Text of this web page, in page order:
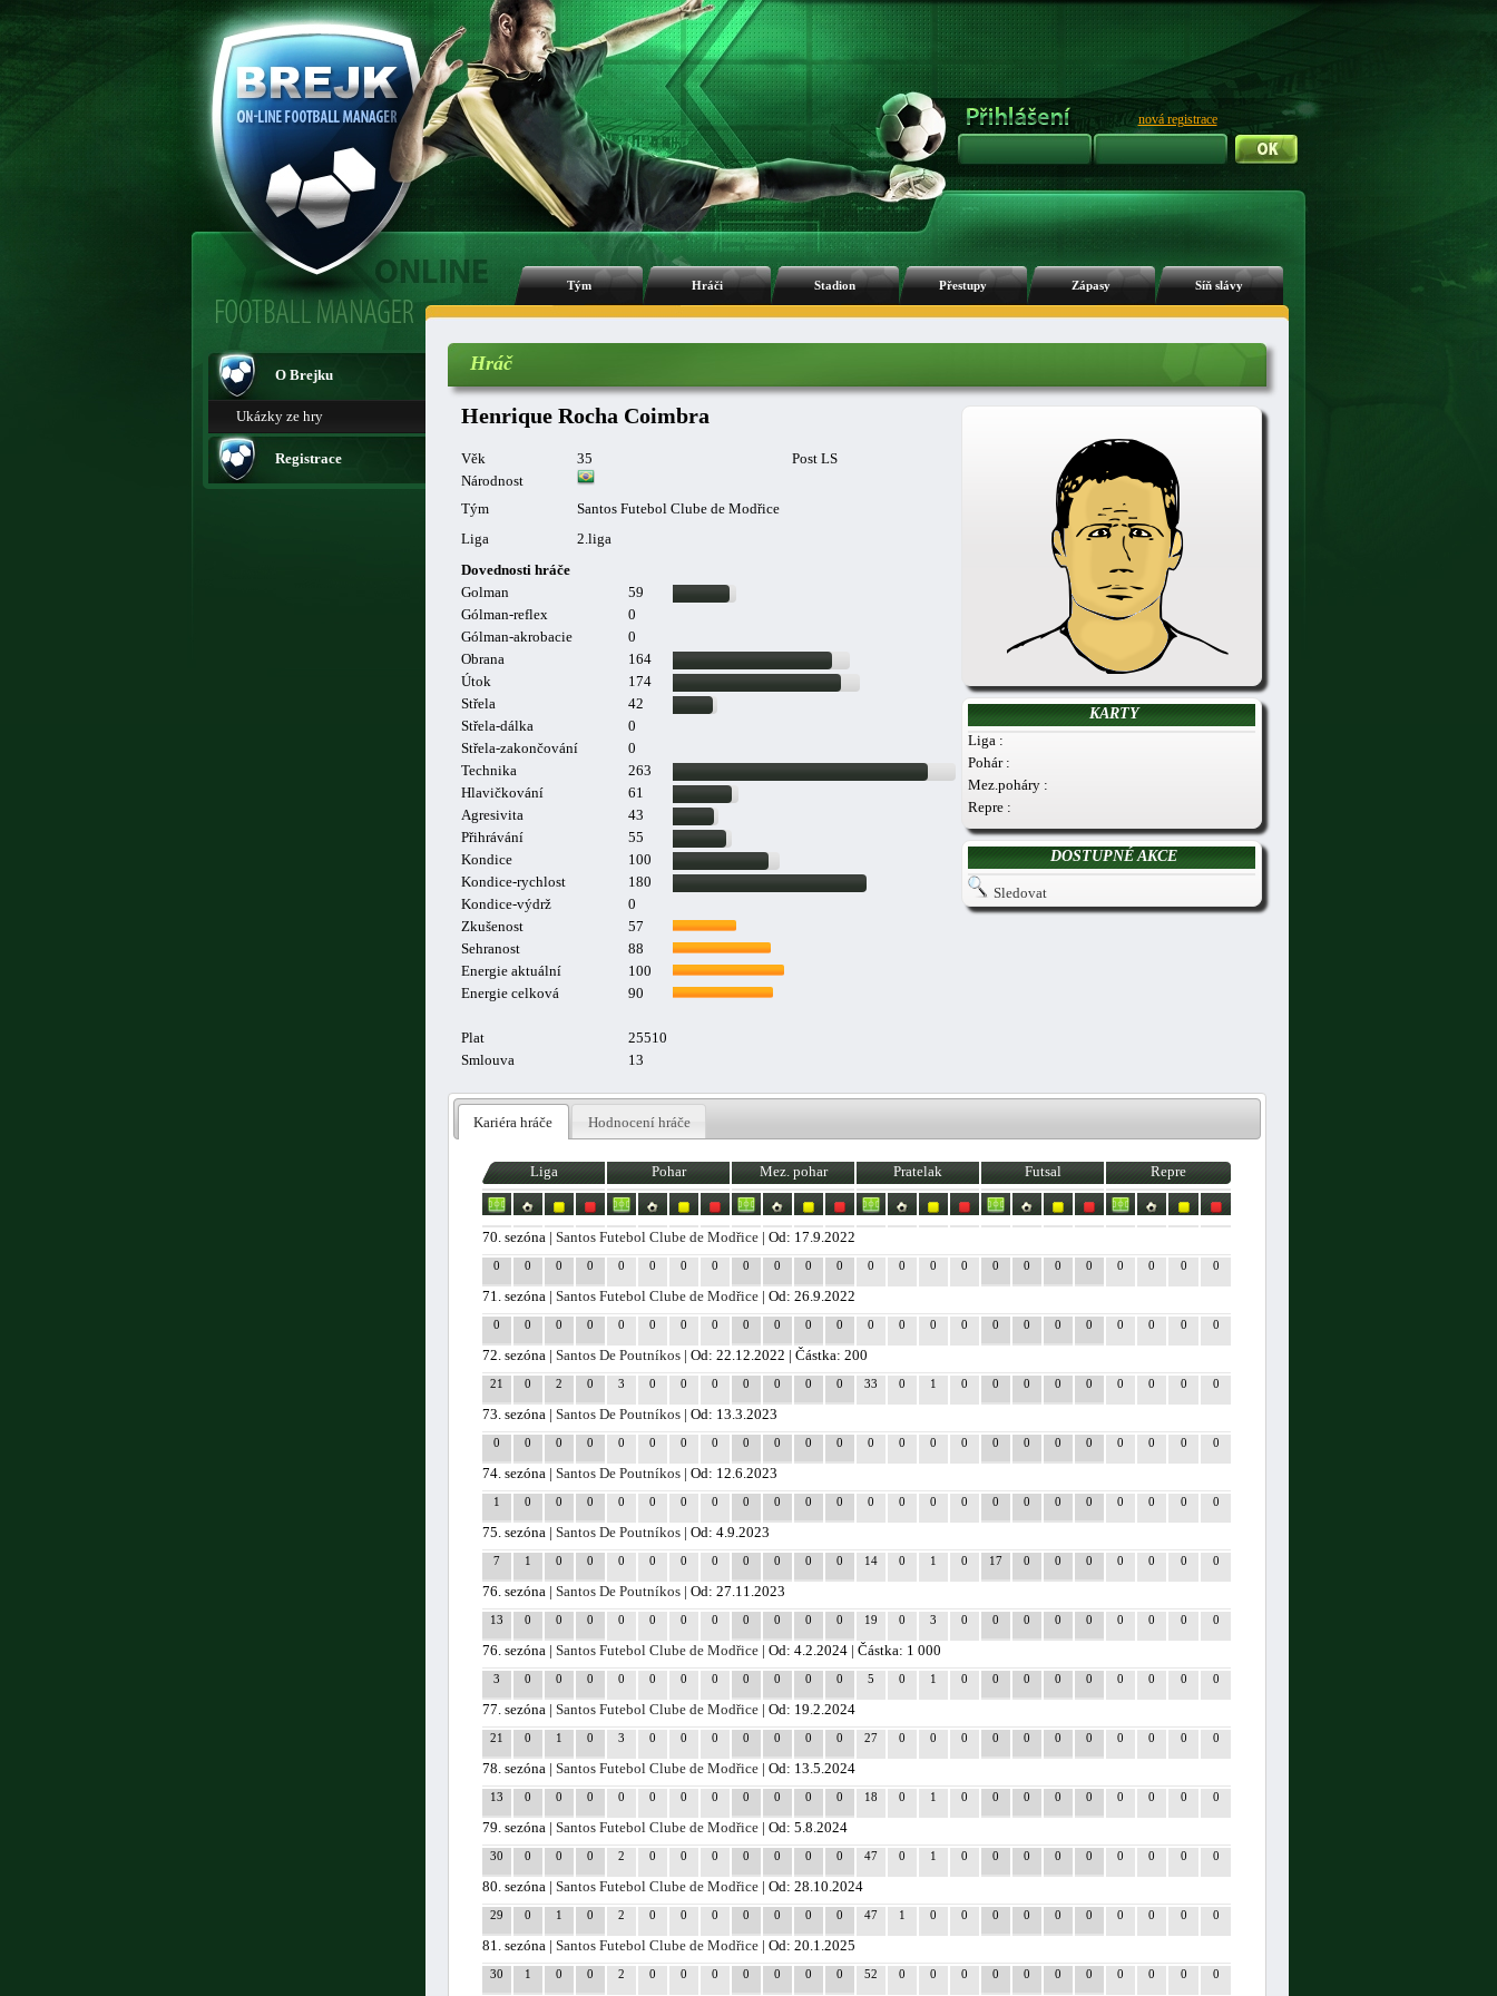
nová registrace
Tým Hráči Stadion Přestupy Zápasy Síň slávy
O Brejku
Ukázky ze hry
Registrace
Hráč
Henrique Rocha Coimbra
Věk 35
Post LS
Národnost
Tým
Santos Futebol Clube de Modřice
Liga
2.liga
Dovednosti hráče
Golman
59
Gólman-reflex
0
Gólman-akrobacie
0
Obrana
164
Útok
174
Střela
42
Střela-dálka
0
Střela-zakončování
0
Technika
263
Hlavičkování
61
Agresivita
43
Přihrávání
55
Kondice
100
Kondice-rychlost
180
Kondice-výdrž
0
Zkušenost
57
Sehranost
88
Energie aktuální
100
Energie celková
90
Plat
25510
Smlouva
13
KARTY
Liga :
Pohár :
Mez.poháry :
Repre :
DOSTUPNÉ AKCE
Sledovat
Kariéra hráče Hodnocení hráče
Liga Pohar Mez. pohar Pratelak Futsal Repre
70. sezóna |Santos Futebol Clube de Modřice | Od: 17.9.2022
0 0 0 0 0 0 0 0 0 0 0 0 0 0 0 0 0 0 0 0 0 0 0 0
71. sezóna |Santos Futebol Clube de Modřice | Od: 26.9.2022
0 0 0 0 0 0 0 0 0 0 0 0 0 0 0 0 0 0 0 0 0 0 0 0
72. sezóna |Santos De Poutníkos | Od: 22.12.2022 | Částka: 200
21 0 2 0 3 0 0 0 0 0 0 0 33 0 1 0 0 0 0 0 0 0 0 0
73. sezóna |Santos De Poutníkos | Od: 13.3.2023
0 0 0 0 0 0 0 0 0 0 0 0 0 0 0 0 0 0 0 0 0 0 0 0
74. sezóna |Santos De Poutníkos | Od: 12.6.2023
1 0 0 0 0 0 0 0 0 0 0 0 0 0 0 0 0 0 0 0 0 0 0 0
75. sezóna |Santos De Poutníkos | Od: 4.9.2023
7 1 0 0 0 0 0 0 0 0 0 0 14 0 1 0 17 0 0 0 0 0 0 0
76. sezóna |Santos De Poutníkos | Od: 27.11.2023
13 0 0 0 0 0 0 0 0 0 0 0 19 0 3 0 0 0 0 0 0 0 0 0
76. sezóna |Santos Futebol Clube de Modřice | Od: 4.2.2024 | Částka: 1 000
3 0 0 0 0 0 0 0 0 0 0 0 5 0 1 0 0 0 0 0 0 0 0 0
77. sezóna |Santos Futebol Clube de Modřice | Od: 19.2.2024
21 0 1 0 3 0 0 0 0 0 0 0 27 0 0 0 0 0 0 0 0 0 0 0
78. sezóna |Santos Futebol Clube de Modřice | Od: 13.5.2024
13 0 0 0 0 0 0 0 0 0 0 0 18 0 1 0 0 0 0 0 0 0 0 0
79. sezóna |Santos Futebol Clube de Modřice | Od: 5.8.2024
30 0 0 0 2 0 0 0 0 0 0 0 47 0 1 0 0 0 0 0 0 0 0 0
80. sezóna |Santos Futebol Clube de Modřice | Od: 28.10.2024
29 0 1 0 2 0 0 0 0 0 0 0 47 1 0 0 0 0 0 0 0 0 0 0
81. sezóna |Santos Futebol Clube de Modřice | Od: 20.1.2025
30 1 0 0 2 0 0 0 0 0 0 0 52 0 0 0 0 0 0 0 0 0 0 0